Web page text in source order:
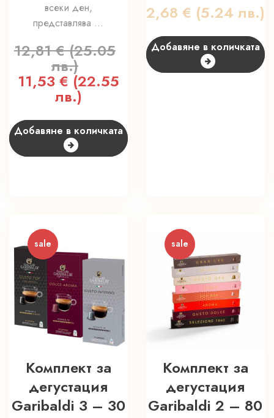
всеки ден,
представлява ...
12,81€ (25.05
лв.)
Original
12,81 €
(25.05
лв.).
11,53 € (22.55
лв.)
Добавяне в количката
2,68 € (5.24 лв.)
Добавяне в количката
sale
Комплект за
дегустация
Garibaldi 3 – 30
sale
Комплект за
дегустация
Garibaldi 2 – 80